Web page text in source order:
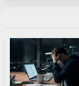
عاد
مستردًا الانخفاض المعدل بنسبة 3.2٪ الذي
ملحوظ في